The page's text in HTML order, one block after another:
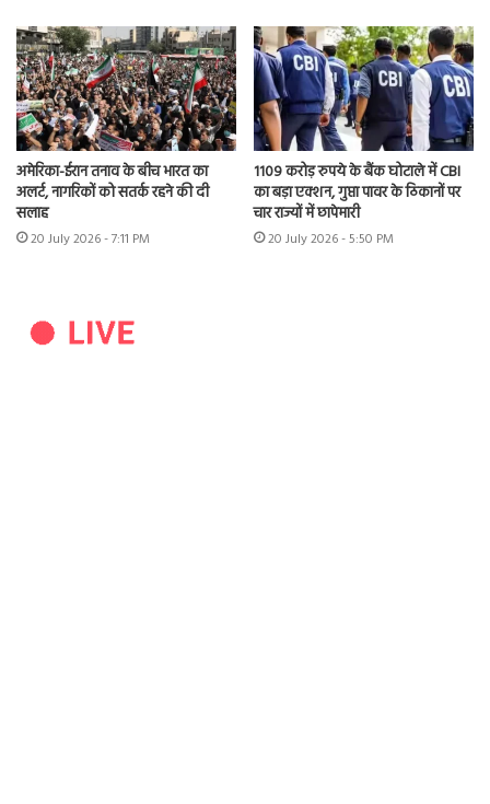
अमेरिका-ईरान तनाव के बीच भारत का
अलर्ट, नागरिकों को सतर्क रहने की दी
सलाह
20 July 2026 - 7:11 PM
1109 करोड़ रुपये के बैंक घोटाले में CBI
का बड़ा एक्शन, गुप्ता पावर के ठिकानों पर
चार राज्यों में छापेमारी
20 July 2026 - 5:50 PM